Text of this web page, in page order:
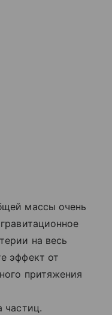
массы очень
на весь
эффект от
притяжения
частиц.